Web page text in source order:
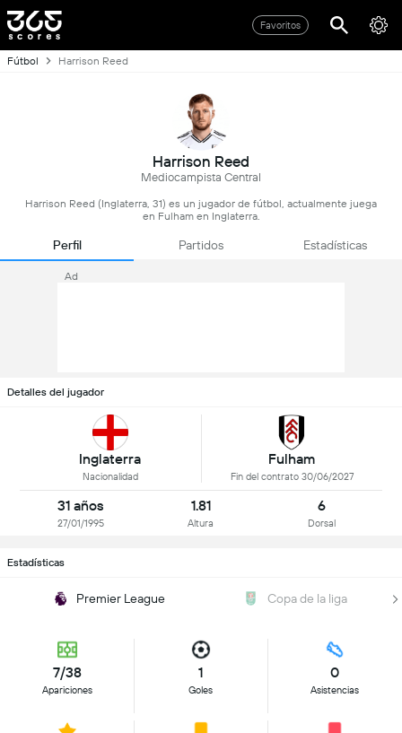
Favoritos
Fútbol Harrison Reed
Harrison Reed
Mediocampista Central
Harrison Reed (Inglaterra, 31) es un jugador de fútbol, actualmente juega
en Fulham en Inglaterra.
Perfil Partidos Estadísticas
Ad
Detalles del jugador
Inglaterra
Nacionalidad
Fulham
Fin del contrato 30/06/2027
31 años
27/01/1995
1.81
Altura
6
Dorsal
Estadísticas
Premier League Copa de la liga
7/38
Apariciones
1
Goles
0
Asistencias